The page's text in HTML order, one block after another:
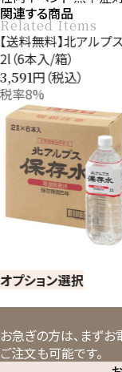
関連する商品
Related Items
【送料無料】北アルプ
2l（6本入/箱）
3,591円（税込）
税率8%
オプション選択
お急ぎの方は、まずお
ご注文も可能です。